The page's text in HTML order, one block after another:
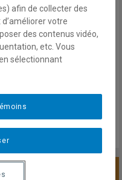
Behavior &
afin de collecter des
votre
des contenus vidéo,
etc. Vous
sélectionnant